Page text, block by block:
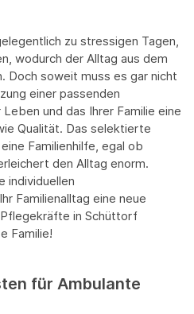
zu stressigen Tagen,
wodurch der Alltag aus dem
Doch soweit muss es gar nicht
einer passenden
und das Ihrer Familie eine
Qualität. Das selektierte
Familienhilfe, egal ob
den Alltag enorm.
individuellen
Familienalltag eine neue
in Schüttorf
Familie!
für Ambulante